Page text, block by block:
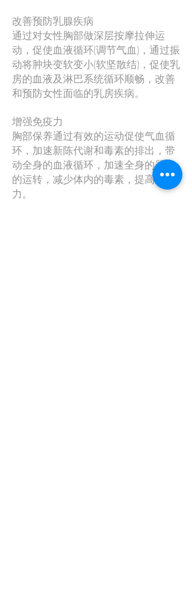
改善预防乳腺疾病
通过对女性胸部做深层按摩拉伸运
动，促使血液循环(调节气血)，通过振
动将肿块变软变小(软坚散结)，促使乳
房的血液及淋巴系统循环顺畅，改善
和预防女性面临的乳房疾病。
增强免疫力
胸部保养通过有效的运动促使气血循
环，加速新陈代谢和毒素的排出，带
动全身的血液循环，加速全身的器官
的运转，减少体内的毒素，提高免疫
力。